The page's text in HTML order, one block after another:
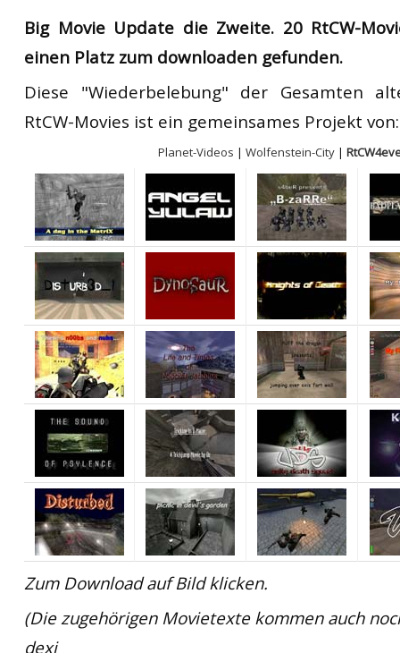
ET:QW Movies
DB Misc
DB Movies
Wolfenstein Movies
ET Scene
ET:QW Scene
DB Scene
General News
Game News
Game Movies
Big Movie Update die Zweite. 20 RtCW-
einen Platz zum downloaden gefunden.
Diese "Wiederbelebung" der Gesamten
RtCW-Movies ist ein gemeinsames Projekt von:
Planet-Videos |Wolfenstein-City |
Zum Download auf Bild klicken.
(Die zugehörigen Movietexte kommen auch
dexi